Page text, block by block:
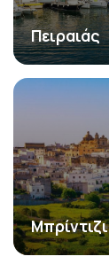
Πειραιάς
Μπρίντιζι